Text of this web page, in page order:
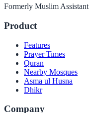
Formerly Muslim Assistant
Product
Features
Prayer Times
Quran
Nearby Mosques
Asma ul Husna
Dhikr
Company